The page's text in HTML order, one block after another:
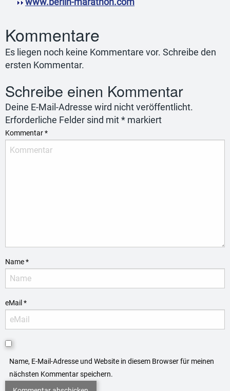
www.berlin-marathon.com
Kommentare
Es liegen noch keine Kommentare vor. Schreibe den
ersten Kommentar.
Schreibe einen Kommentar
Deine E-Mail-Adresse wird nicht veröffentlicht.
Erforderliche Felder sind mit * markiert
Kommentar*
Name*
eMail *
Name, E-Mail-Adresse und Website in diesem Browser für meinen
nächsten Kommentar speichern.